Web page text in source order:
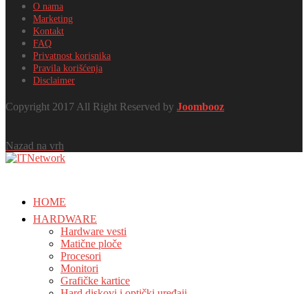
O nama
Marketing
Kontakt
FAQ
Privatnost korisnika
Pravila korišćenja
Disclaimer
Copyright 2017 All Right Reserved by Joombooz
Nazad na vrh
HOME
HARDWARE
Hardware vesti
Matične ploče
Procesori
Monitori
Grafičke kartice